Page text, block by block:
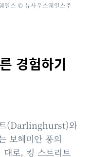
일스 © 뉴사우스웨일스주
경험하기
(Darlinghurst)와
보헤미안 풍의
대로, 킹 스트리트